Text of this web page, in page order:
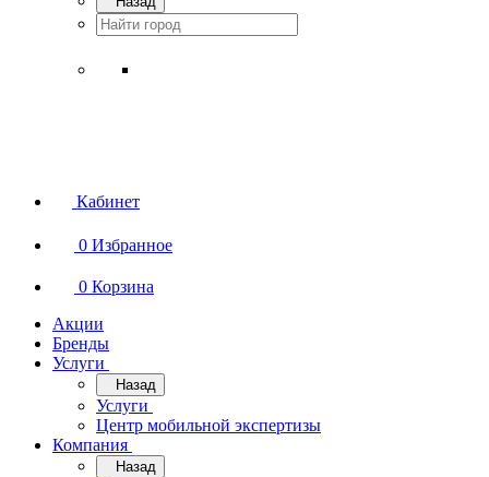
Кабинет
0 Избранное
0 Корзина
Акции
Бренды
Услуги
Назад
Услуги
Центр мобильной экспертизы
Компания
Назад